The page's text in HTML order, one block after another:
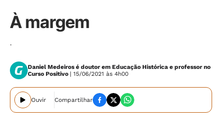
À margem
.
Daniel Medeiros é doutor em Educação Histórica e professor no
Curso Positivo | 15/06/2021 às 4h00
Ouvir Compartilhar